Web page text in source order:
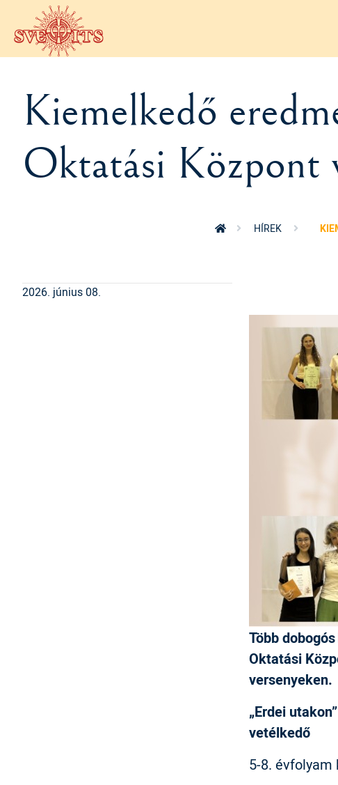
Ugrás a tartalomra
Kiemelkedő
Oktatási Központ
HÍREK
Több
Oktatási
versenyeken.
„Erdei
vetélkedő
5-8. évfolyam
2026. június 08.